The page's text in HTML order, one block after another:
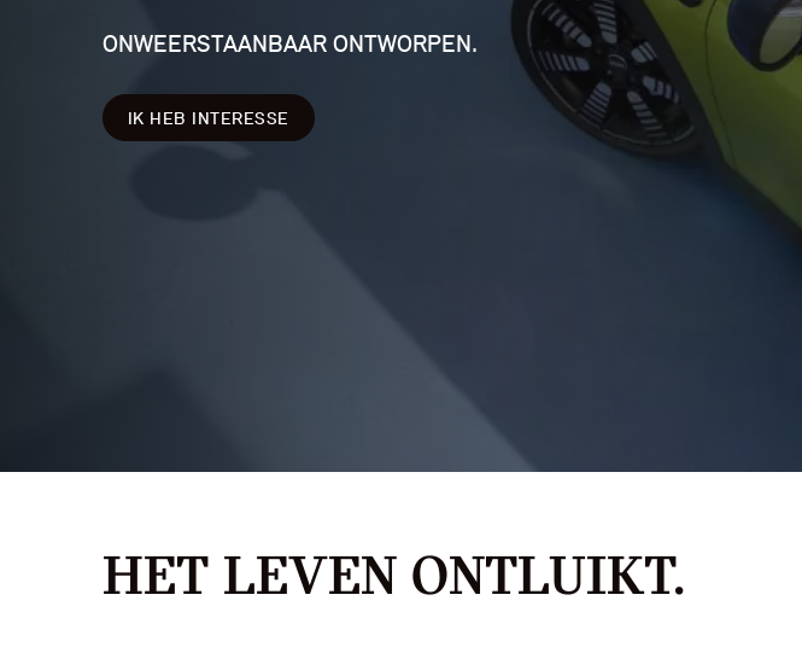
JOHN COOPER WORKS
MINI COUNTRYMAN
JOHN COOPER WORKS
MINI PAUL SMITH EDITION
ONWEERSTAANBAAR ONTWORPEN.
IK HEB INTERESSE
HET LEVEN ONTLUIKT.